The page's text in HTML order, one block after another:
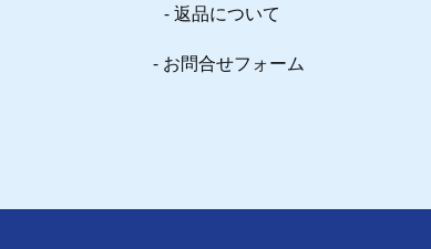
返品について
お問合せフォーム